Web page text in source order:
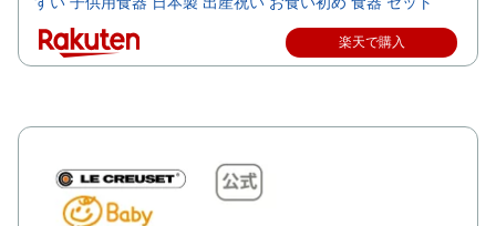
楽天で購入